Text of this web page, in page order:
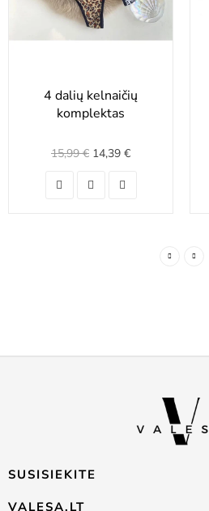
4 dalių kelnaičių
komplektas
15,99 € 14,39 €
SUSISIEKITE
VALESA.LT